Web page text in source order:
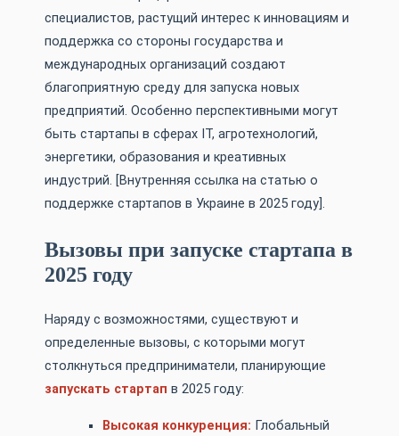
специалистов, растущий интерес к инновациям и
поддержка со стороны государства и
международных организаций создают
благоприятную среду для запуска новых
предприятий. Особенно перспективными могут
быть стартапы в сферах IT, агротехнологий,
энергетики, образования и креативных
индустрий. [Внутренняя ссылка на статью о
поддержке стартапов в Украине в 2025 году].
Вызовы при запуске стартапа в
2025 году
Наряду с возможностями, существуют и
определенные вызовы, с которыми могут
столкнуться предприниматели, планирующие
запускать стартап в 2025 году:
Высокая конкуренция: Глобальный